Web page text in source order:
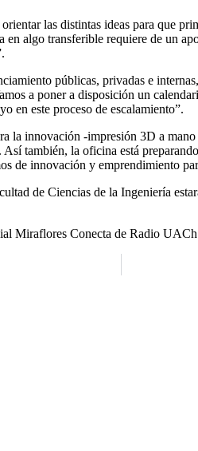
las distintas ideas para que
algo transferible requiere de un
públicas, privadas e
a poner a disposición un
en este proceso de escalamiento”.
la innovación -impresión 3D a
también, la oficina está
innovación y emprendimiento
de Ciencias de la Ingeniería
Miraflores Conecta de Radio